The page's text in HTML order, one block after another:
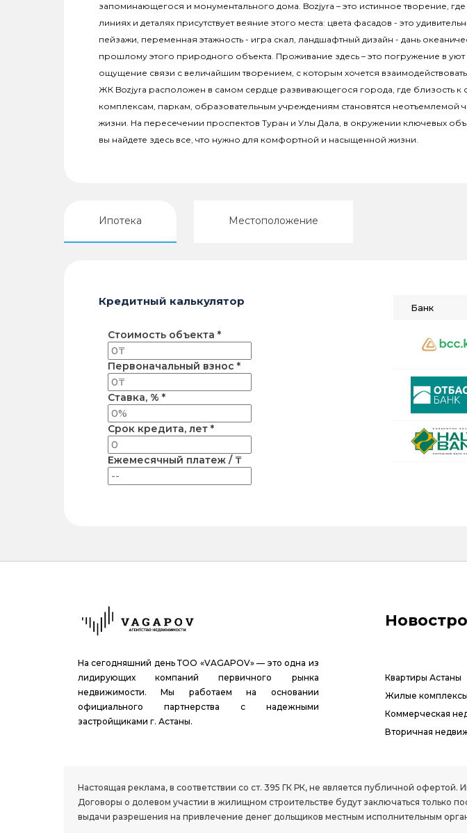
запоминающегося и монументального дома. Bozjyra – это истинное творение,
линиях и деталях присутствует веяние этого места: цвета фасадов - это
пейзажи, переменная этажность - игра скал, ландшафтный дизайн - дань
прошлому этого природного объекта. Проживание здесь – это погружение в
ощущение связи с величайшим творением, с которым хочется
ЖК Bozjyra расположен в самом сердце развивающегося города, где близость к
комплексам, паркам, образовательным учреждениям становятся неотъемлемой
жизни. На пересечении проспектов Туран и Улы Дала, в окружении ключевых
вы найдете здесь все, что нужно для комфортной и насыщенной жизни.
Ипотека Местоположение
Кредитный калькулятор
Стоимость объекта *
Первоначальный взнос *
Ставка, % *
Срок кредита, лет *
Ежемесячный платеж / ₸
Банк
На сегодняшний день ТОО «VAGAPOV» — это одна из
лидирующих компаний первичного рынка
недвижимости. Мы работаем на основании
официального партнерства с надежными
застройщиками г. Астаны.
Квартиры Астаны
Жилые комплексы
Коммерческая
Вторичная
Настоящая реклама, в соответствии со ст. 395 ГК РК, не является публичной
Договоры о долевом участии в жилищном строительстве будут заключаться только
выдачи разрешения на привлечение денег дольщиков местным исполнительным